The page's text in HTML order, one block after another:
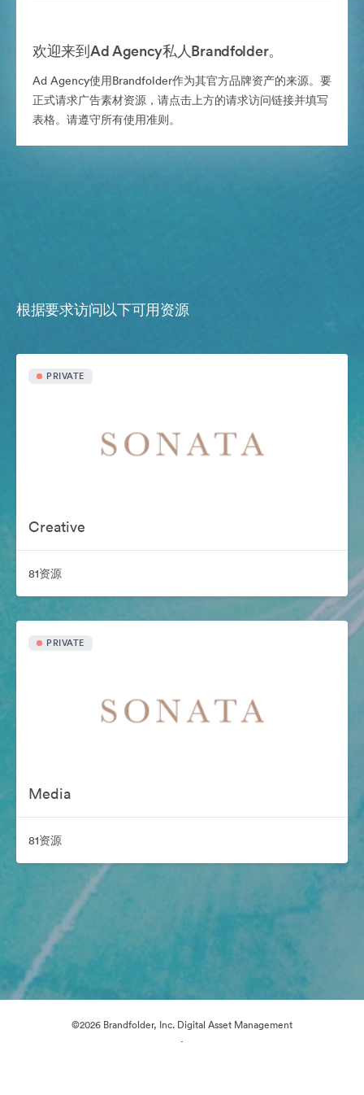
欢迎来到Ad Agency私人Brandfolder。
Ad Agency使用Brandfolder作为其官方品牌资产的来源。要
正式请求广告素材资源，请点击上方的请求访问链接并填写
表格。请遵守所有使用准则。
根据要求访问以下可用资源
PRIVATE
Creative
81资源
PRIVATE
Media
81资源
©2026 Brandfolder, Inc. Digital Asset Management
·